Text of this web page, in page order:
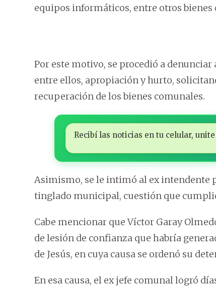
equipos informáticos, entre otros
Por este motivo, se procedió a
entre ellos, apropiación y hurto,
recuperación de los bienes comunales.
Recibí las noticias en tu celular,
Asimismo, se le intimó al ex intendente
tinglado municipal, cuestión que
Cabe mencionar que Víctor Garay
de lesión de confianza que habría
de Jesús, en cuya causa se ordenó su
En esa causa, el ex jefe comunal logró